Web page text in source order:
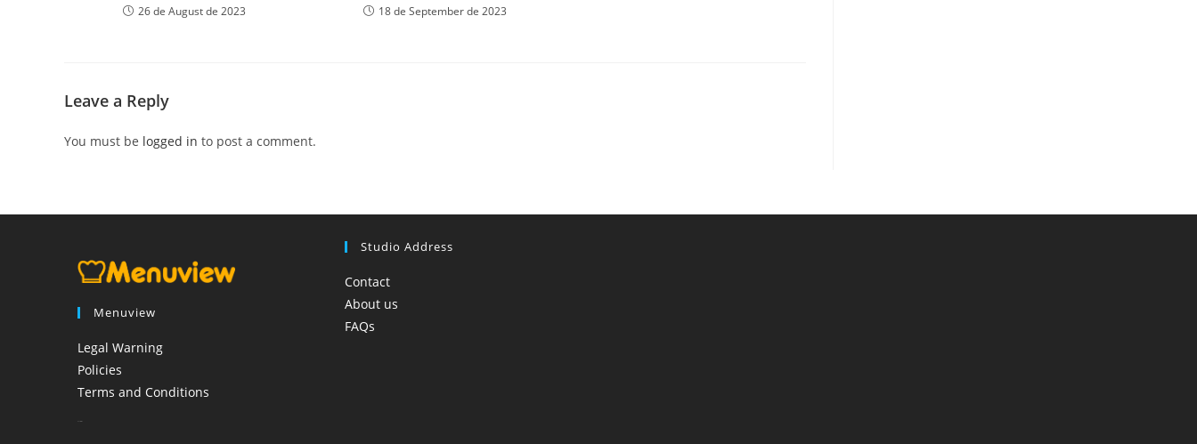
26 de August de 2023 18 de September de 2023
Leave a Reply
You must be logged in to post a comment.
Menuview
Legal Warning
Policies
Terms and Conditions
Studio Address
Contact
About us
FAQs